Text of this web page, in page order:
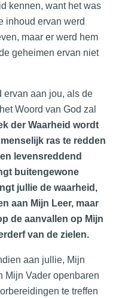
kennen, want het was
inhoud ervan werd
maar er werd hem
geheimen ervan niet
ervan aan jou, als de
Woord van God zal
der Waarheid wordt
ras te redden
levensreddend
buitengewone
jullie de waarheid,
aan Mijn Leer, maar
de aanvallen op Mijn
van de zielen.
aan jullie, Mijn
Mijn Vader openbaren
te treffen